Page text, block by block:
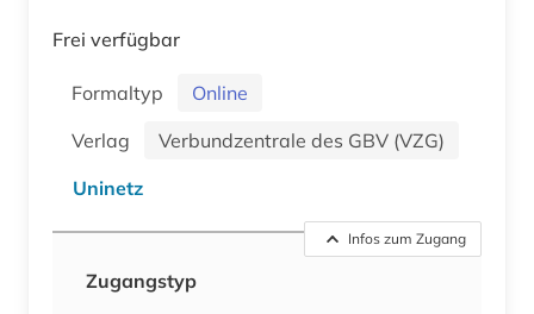
Frei verfügbar
Formaltyp
Online
Verlag
Verbundzentrale des GBV (VZG)
Uninetz
Infos zum Zugang
Zugangstyp